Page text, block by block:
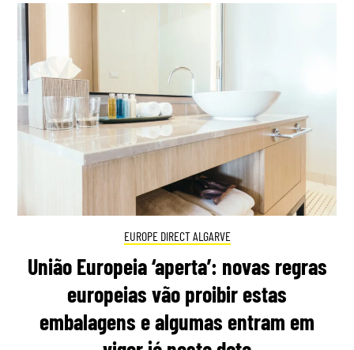
EUROPE DIRECT ALGARVE
União Europeia ‘aperta’: novas regras
europeias vão proibir estas
embalagens e algumas entram em